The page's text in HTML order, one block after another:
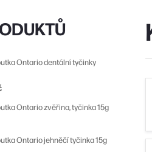
Ontario dentální tyčinky
Ontario zvěřina, tyčinka 15g
Ontario jehněčí tyčinka 15g